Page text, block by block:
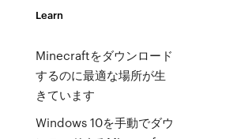
Learn
Minecraftをダウンロード
するのに最適な場所が生
きています
Windows 10を手動でダウ